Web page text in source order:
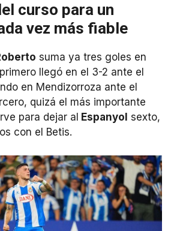
curso para un
vez más fiable
suma ya tres goles en
llegó en el 3-2 ante el
en Mendizorroza ante el
quizá el más importante
para dejar al Espanyol sexto,
con el Betis.